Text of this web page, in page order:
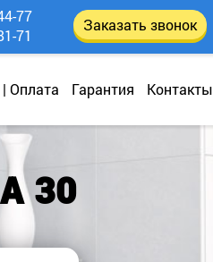
Оплата Гарантия Контакты
77
71
Заказать звонок
30